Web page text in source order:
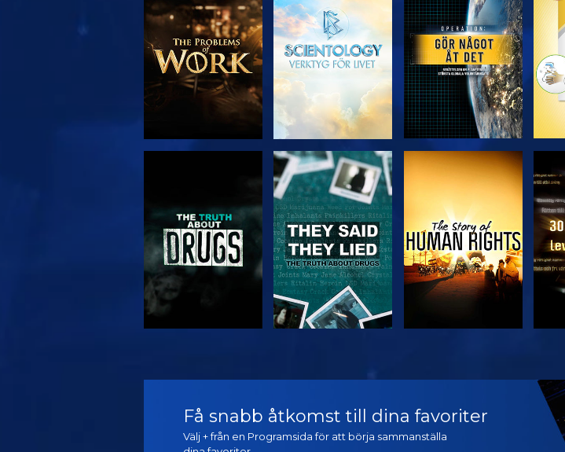
UTFORSKA
SERIEN
TITTA
UTFORSKA
SERIEN
TITTA TITTA
Få snabb åtkomst till dina favoriter
Välj + från en Programsida för att börja sammanställa